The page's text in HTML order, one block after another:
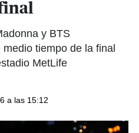
y BTS
tiempo de la final
MetLife
a las 15:12